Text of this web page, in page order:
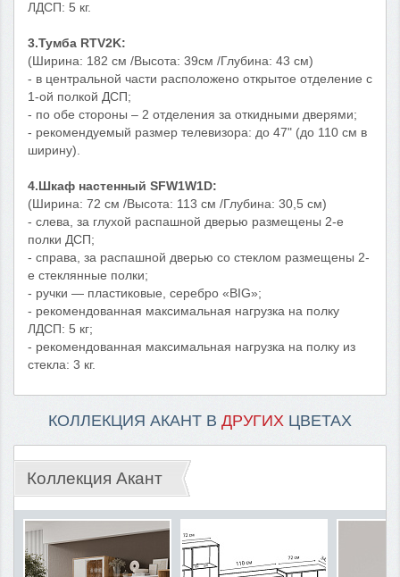
ЛДСП: 5 кг.
3.Тумба RTV2K:
(Ширина: 182 см /Высота: 39см /Глубина: 43 см)
- в центральной части расположено открытое отделение с
1-ой полкой ДСП;
- по обе стороны – 2 отделения за откидными дверями;
- рекомендуемый размер телевизора: до 47" (до 110 см в
ширину).
4.Шкаф настенный SFW1W1D:
(Ширина: 72 см /Высота: 113 см /Глубина: 30,5 см)
- слева, за глухой распашной дверью размещены 2-е
полки ДСП;
- справа, за распашной дверью со стеклом размещены 2-
е стеклянные полки;
- ручки — пластиковые, серебро «BIG»;
- рекомендованная максимальная нагрузка на полку
ЛДСП: 5 кг;
- рекомендованная максимальная нагрузка на полку из
стекла: 3 кг.
КОЛЛЕКЦИЯ АКАНТ В ДРУГИХ ЦВЕТАХ
Коллекция Акант